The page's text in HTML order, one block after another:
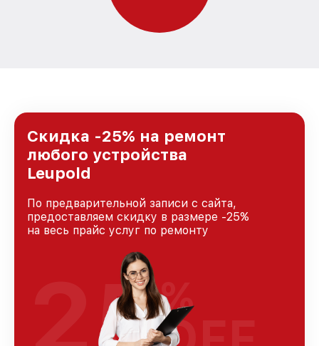
Скидка -25% на ремонт
любого устройства
Leupold
По предварительной записи с сайта,
предоставляем скидку в размере -25%
на весь прайс услуг по ремонту
25%